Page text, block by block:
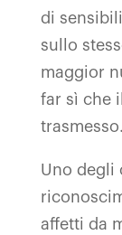
di
sullo
maggior
far sì che
trasmesso.
Uno degli
affetti da